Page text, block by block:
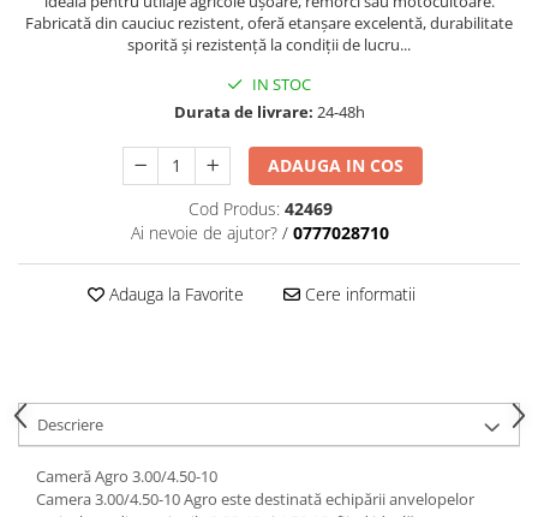
Fabricată din cauciuc rezistent, oferă etanșare excelentă, durabilitate
sporită și rezistență la condiții de lucru...
IN STOC
Durata de livrare: 24-48h
ADAUGA IN COS
Cod Produs: 42469
Ai nevoie de ajutor? / 0777028710
Adauga la Favorite Cere informatii
Descriere
Cameră Agro 3.00/4.50-10
Camera 3.00/4.50-10 Agro este destinată echipării anvelopelor